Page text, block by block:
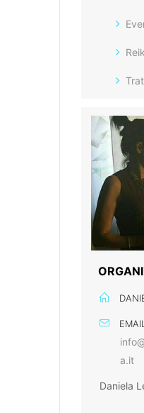
EMAIL
a.it
Daniela